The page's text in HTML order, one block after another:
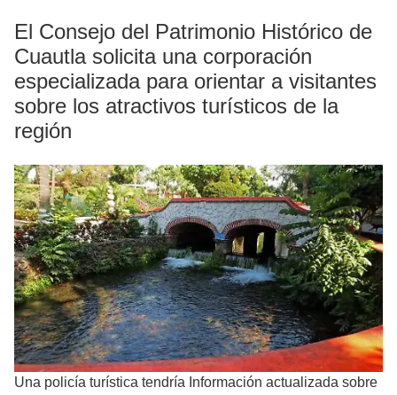
El Consejo del Patrimonio Histórico de
Cuautla solicita una corporación
especializada para orientar a visitantes
sobre los atractivos turísticos de la
región
Una policía turística tendría Información actualizada sobre